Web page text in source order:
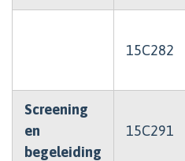
15C282
Screening
en
begeleiding
15C291